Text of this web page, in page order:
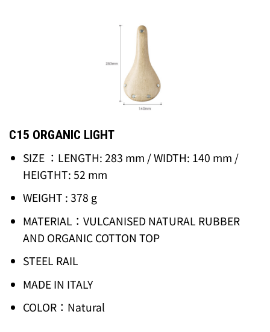
C15 ORGANIC LIGHT
SIZE ：LENGTH: 283 mm / WIDTH: 140 mm /
HEIGTHT: 52 mm
WEIGHT : 378 g
MATERIAL：VULCANISED NATURAL RUBBER
AND ORGANIC COTTON TOP
STEEL RAIL
MADE IN ITALY
COLOR：Natural